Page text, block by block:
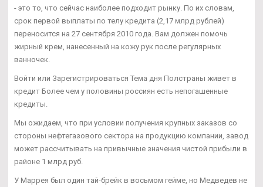
- это то, что сейчас наиболее подходит рынку. По их словам,
срок первой выплаты по телу кредита (2,17 млрд рублей)
переносится на 27 сентября 2010 года. Вам должен помочь
жирный крем, нанесенный на кожу рук после регулярных
ванночек.
Войти или Зарегистрироваться Тема дня Полстраны живет в
кредит Более чем у половины россиян есть непогашенные
кредиты.
Мы ожидаем, что при условии получения крупных заказов со
стороны нефтегазового сектора на продукцию компании, завод
может рассчитывать на привычные значения чистой прибыли в
районе 1 млрд руб.
У Маррея был один тай-брейк в восьмом гейме, но Медведев не